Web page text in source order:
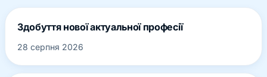
Здобуття нової актуальної професії
28 серпня 2026